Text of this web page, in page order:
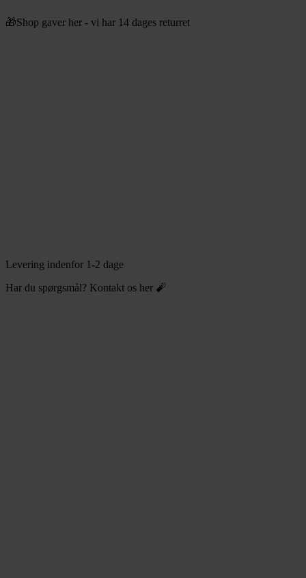
til
🎁Shop gaver her - vi har 14 dages returret
Levering indenfor 1-2 dage
Har du spørgsmål? Kontakt os her 🧨